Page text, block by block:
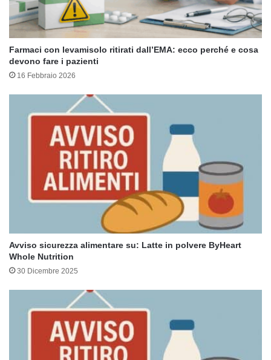
Farmaci con levamisolo ritirati dall’EMA: ecco perché e cosa
devono fare i pazienti
16 Febbraio 2026
Avviso sicurezza alimentare su: Latte in polvere ByHeart
Whole Nutrition
30 Dicembre 2025